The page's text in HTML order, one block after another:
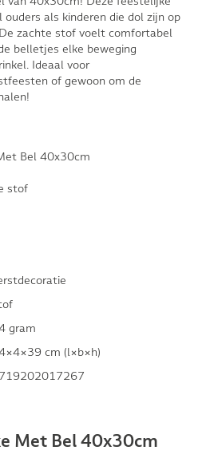
als kinderen die dol zijn op
zachte stof voelt comfortabel
belletjes elke beweging
Ideaal voor
of gewoon om de
Bel 40x30cm
stof
gram
cm (l×b×h)
Met Bel 40x30cm